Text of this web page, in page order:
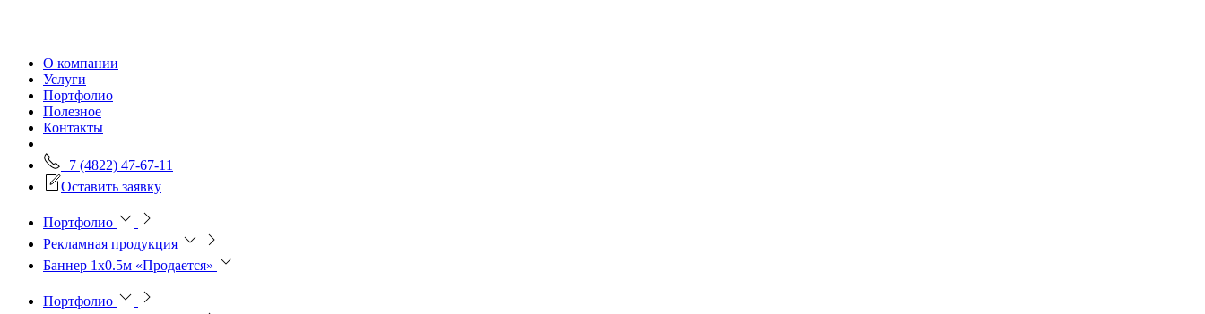
О компании
Услуги
Портфолио
Полезное
Контакты
+7 (4822) 47-67-11
Оставить заявку
Портфолио
Рекламная продукция
Баннер 1х0.5м «Продается»
Портфолио